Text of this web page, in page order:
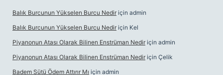
Balık Burcunun Yükselen Burcu Nedir için admin
Balık Burcunun Yükselen Burcu Nedir için Kel
Piyanonun Atası Olarak Bilinen Enstrüman Nedir için admin
Piyanonun Atası Olarak Bilinen Enstrüman Nedir için Çelik
Badem Sütü Ödem Attırır Mı için admin